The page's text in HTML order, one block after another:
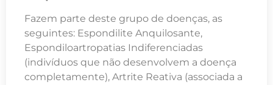
Fazem parte deste grupo de doenças, as
seguintes: Espondilite Anquilosante,
Espondiloartropatias Indiferenciadas
(indivíduos que não desenvolvem a doença
completamente), Artrite Reativa (associada a